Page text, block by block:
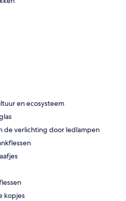
en ecosysteem
de verlichting door ledlampen
kopjes